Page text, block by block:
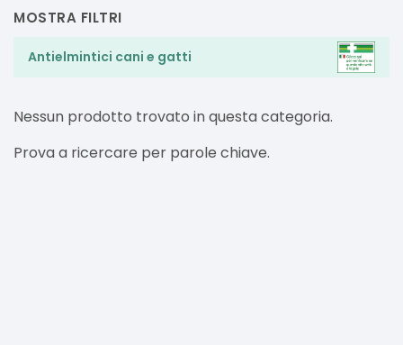
MOSTRA FILTRI
Antielmintici cani e gatti
Nessun prodotto trovato in questa categoria.
Prova a ricercare per parole chiave.